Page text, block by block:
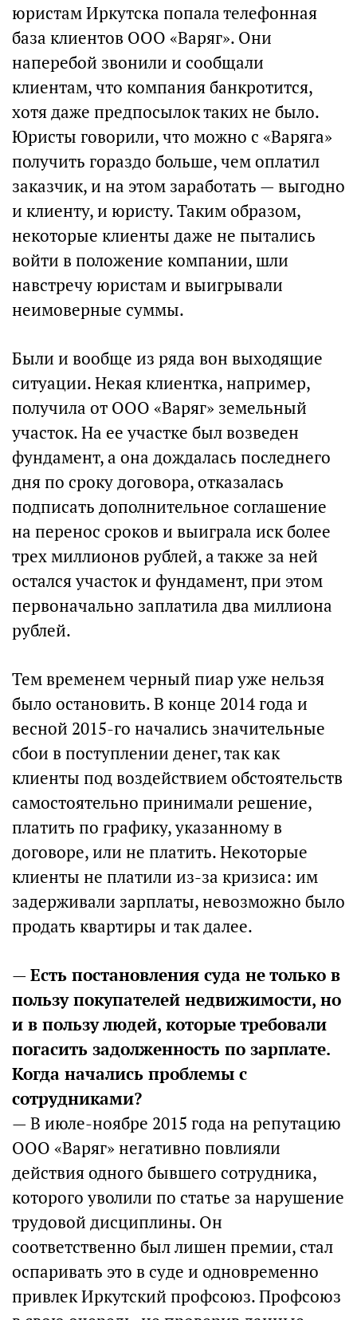
юристам Иркутска попала телефонная
база клиентов ООО «Варяг». Они
наперебой звонили и сообщали
клиентам, что компания банкротится,
хотя даже предпосылок таких не было.
Юристы говорили, что можно с «Варяга»
получить гораздо больше, чем оплатил
заказчик, и на этом заработать — выгодно
и клиенту, и юристу. Таким образом,
некоторые клиенты даже не пытались
войти в положение компании, шли
навстречу юристам и выигрывали
неимоверные суммы.
Были и вообще из ряда вон выходящие
ситуации. Некая клиентка, например,
получила от ООО «Варяг» земельный
участок. На ее участке был возведен
фундамент, а она дождалась последнего
дня по сроку договора, отказалась
подписать дополнительное соглашение
на перенос сроков и выиграла иск более
трех миллионов рублей, а также за ней
остался участок и фундамент, при этом
первоначально заплатила два миллиона
рублей.
Тем временем черный пиар уже нельзя
было остановить. В конце 2014 года и
весной 2015-го начались значительные
сбои в поступлении денег, так как
клиенты под воздействием обстоятельств
самостоятельно принимали решение,
платить по графику, указанному в
договоре, или не платить. Некоторые
клиенты не платили из-за кризиса: им
задерживали зарплаты, невозможно было
продать квартиры и так далее.
—Есть постановления суда не только в
пользу покупателей недвижимости, но
и в пользу людей, которые требовали
погасить задолженность по зарплате.
Когда начались проблемы с
сотрудниками?
— В июле-ноябре 2015 года на репутацию
ООО «Варяг» негативно повлияли
действия одного бывшего сотрудника,
которого уволили по статье за нарушение
трудовой дисциплины. Он
соответственно был лишен премии, стал
оспаривать это в суде и одновременно
привлек Иркутский профсоюз. Профсоюз